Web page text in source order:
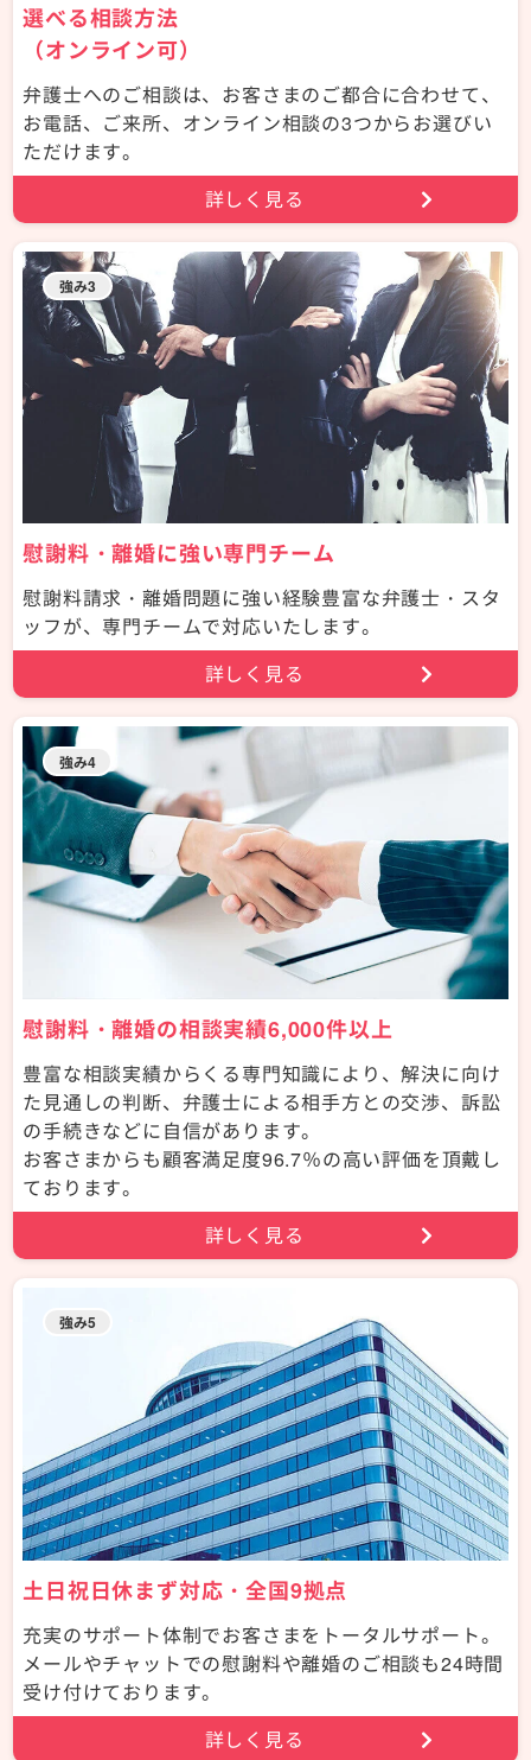
選べる相談方法
（オンライン可）
弁護士へのご相談は、お客さまのご都合に合わせて、
お電話、ご来所、オンライン相談の3つからお選びい
ただけます。
詳しく見る
慰謝料・離婚に強い専門チーム
強み3
慰謝料請求・離婚問題に強い経験豊富な弁護士・スタ
ッフが、専門チームで対応いたします。
詳しく見る
慰謝料・離婚の相談実績6,000件以上
強み4
豊富な相談実績からくる専門知識により、解決に向け
た見通しの判断、弁護士による相手方との交渉、訴訟
の手続きなどに自信があります。
お客さまからも顧客満足度96.7％の高い評価を頂戴し
ております。
詳しく見る
土日祝日休まず対応・全国9拠点
強み5
充実のサポート体制でお客さまをトータルサポート。
メールやチャットでの慰謝料や離婚のご相談も24時間
受け付けております。
詳しく見る